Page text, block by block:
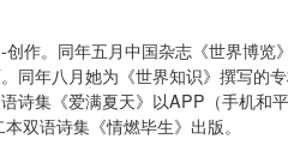
作。同年五月中国杂志《世界博览
同年八月她为《世界知识》撰写的
诗集《爱满夏天》以APP（手机和
双语诗集《情燃毕生》出版。